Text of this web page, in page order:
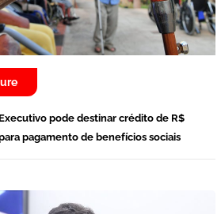
pode destinar crédito de R$
pagamento de benefícios sociais